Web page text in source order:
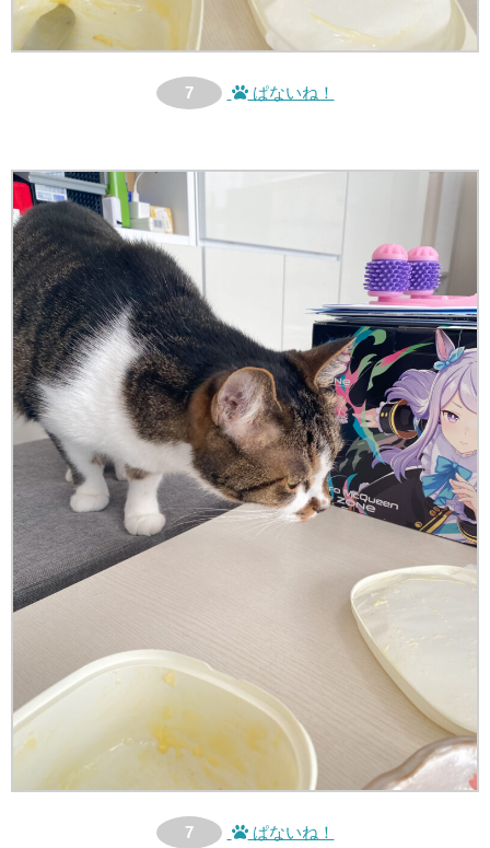
7 ぱないね！
7 ぱないね！